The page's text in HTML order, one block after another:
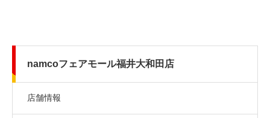
namcoフェアモール福井大和田店
店舗情報